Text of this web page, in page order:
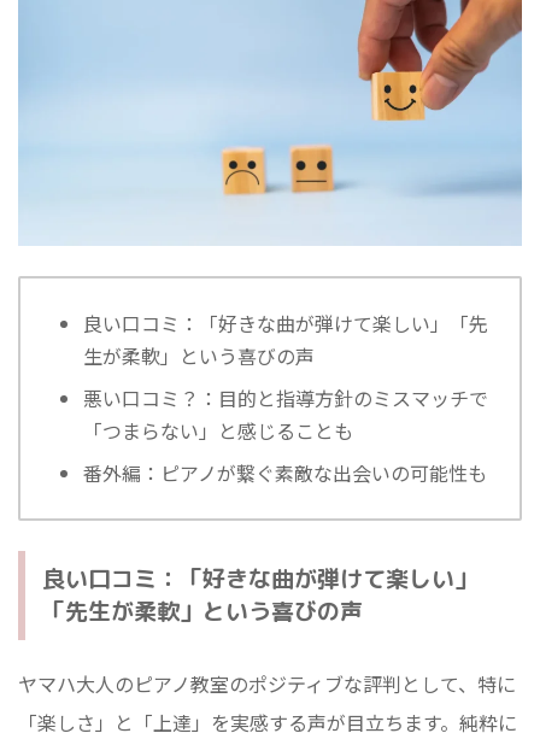
良い口コミ：「好きな曲が弾けて楽しい」「先
生が柔軟」という喜びの声
悪い口コミ？：目的と指導方針のミスマッチで
「つまらない」と感じることも
番外編：ピアノが繋ぐ素敵な出会いの可能性も
良い口コミ：「好きな曲が弾けて楽しい」
「先生が柔軟」という喜びの声
ヤマハ大人のピアノ教室のポジティブな評判として、特に
「楽しさ」と「上達」を実感する声が目立ちます。純粋に